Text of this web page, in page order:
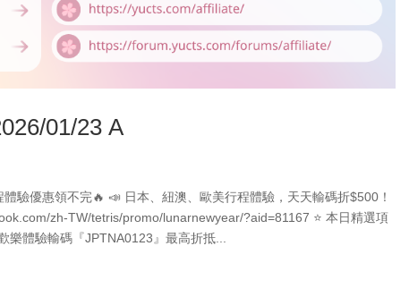
01/23 A
驗優惠領不完🔥 📣 日本、紐澳、歐美行程體驗，天天輸碼折$500！
zh-TW/tetris/promo/lunarnewyear/?aid=81167 ⭐ 本日精選項
體驗輸碼『JPTNA0123』最高折抵...